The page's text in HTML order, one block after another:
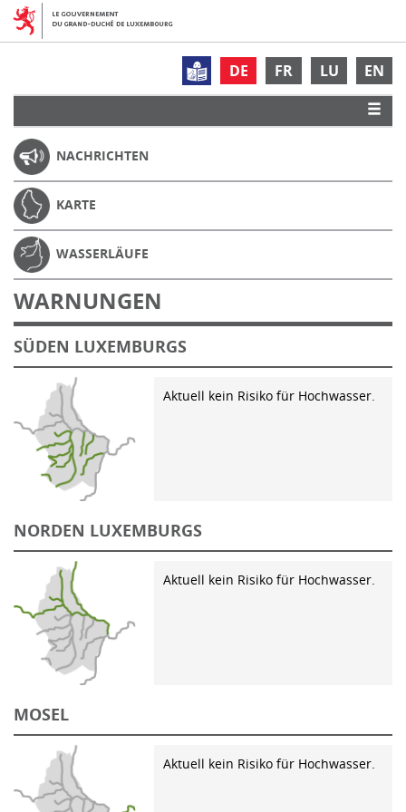
DE FR LU EN
NACHRICHTEN
KARTE
WASSERLÄUFE
WARNUNGEN
SÜDEN LUXEMBURGS
Aktuell kein Risiko für Hochwasser.
NORDEN LUXEMBURGS
Aktuell kein Risiko für Hochwasser.
MOSEL
Aktuell kein Risiko für Hochwasser.